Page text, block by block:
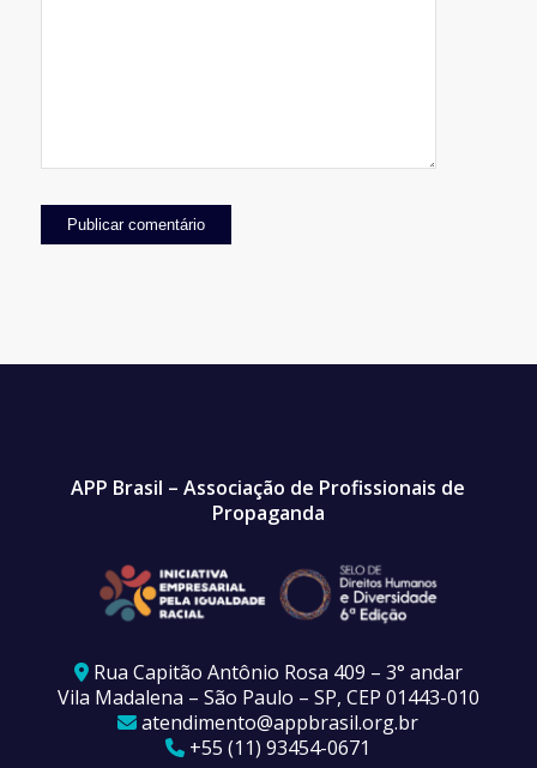
APP Brasil – Associação de Profissionais de
Propaganda
Rua Capitão Antônio Rosa 409 – 3° andar
Vila Madalena – São Paulo – SP, CEP 01443-010
atendimento@appbrasil.org.br
+55 (11) 93454-0671